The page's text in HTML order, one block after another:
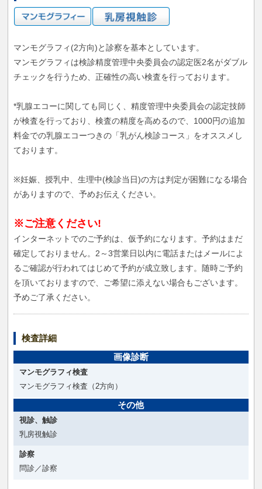
マンモグラフィ(2方向)と診察を基本としています。
マンモグラフィは検診精度管理中央委員会の認定医2名がダブル
チェックを行うため、正確性の高い検査を行っております。
*乳腺エコーに関しても同じく、精度管理中央委員会の認定技師
が検査を行っており、検査の精度を高めるので、1000円の追加
料金での乳腺エコーつきの「乳がん検診コース」をオススメし
ております。
※妊娠、授乳中、生理中(検診当日)の方は判定が困難になる場合
がありますので、予めお伝えください。
※ご注意ください!
インターネットでのご予約は、仮予約になります。予約はまだ
確定しておりません。2～3営業日以内に電話またはメールによ
るご確認が行われてはじめて予約が成立致します。随時ご予約
を頂いておりますので、ご希望に添えない場合もございます。
予めご了承ください。
検査詳細
画像診断
マンモグラフィ検査
マンモグラフィ検査（2方向）
その他
視診、触診
乳房視触診
診察
問診／診察